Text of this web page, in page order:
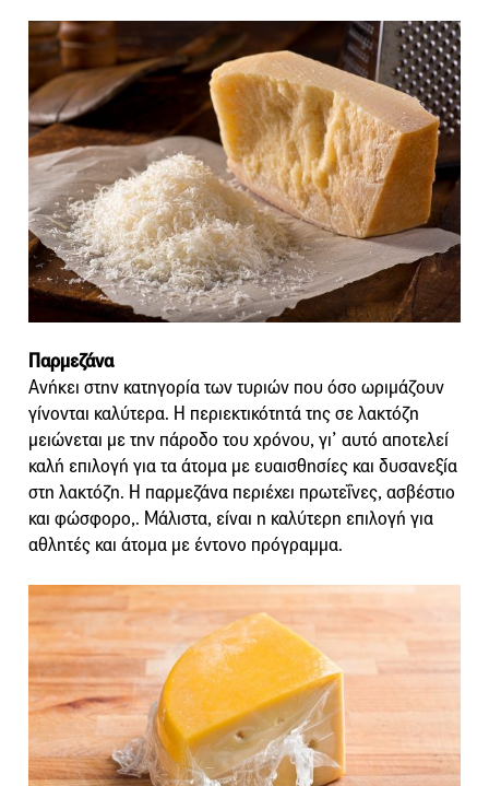
Παρμεζάνα
Ανήκει στην κατηγορία των τυριών που όσο ωριμάζουν
γίνονται καλύτερα. Η περιεκτικότητά της σε λακτόζη
μειώνεται με την πάροδο του χρόνου, γι’ αυτό αποτελεί
καλή επιλογή για τα άτομα με ευαισθησίες και δυσανεξία
στη λακτόζη. Η παρμεζάνα περιέχει πρωτεΐνες, ασβέστιο
και φώσφορο,. Μάλιστα, είναι η καλύτερη επιλογή για
αθλητές και άτομα με έντονο πρόγραμμα.